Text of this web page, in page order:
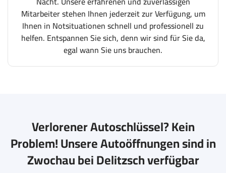
Mitarbeiter stehen Ihnen jederzeit zur Verfügung, um
Ihnen in Notsituationen schnell und professionell zu
helfen. Entspannen Sie sich, denn wir sind für Sie da,
egal wann Sie uns brauchen.
Verlorener Autoschlüssel? Kein
Problem! Unsere Autoöffnungen sind in
Zwochau bei Delitzsch verfügbar